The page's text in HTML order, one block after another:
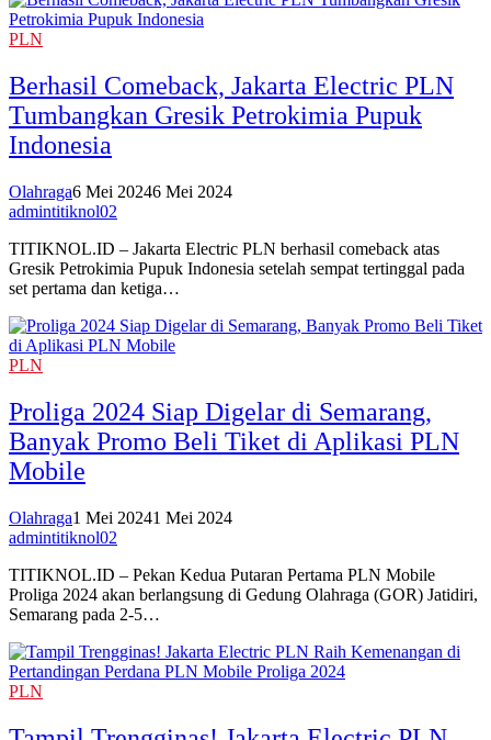
PLN
Berhasil Comeback, Jakarta Electric PLN
Tumbangkan Gresik Petrokimia Pupuk
Indonesia
Olahraga6 Mei 20246 Mei 2024
admintitiknol02
TITIKNOL.ID – Jakarta Electric PLN berhasil comeback atas
Gresik Petrokimia Pupuk Indonesia setelah sempat tertinggal pada
set pertama dan ketiga…
PLN
Proliga 2024 Siap Digelar di Semarang,
Banyak Promo Beli Tiket di Aplikasi PLN
Mobile
Olahraga1 Mei 20241 Mei 2024
admintitiknol02
TITIKNOL.ID – Pekan Kedua Putaran Pertama PLN Mobile
Proliga 2024 akan berlangsung di Gedung Olahraga (GOR) Jatidiri,
Semarang pada 2-5…
PLN